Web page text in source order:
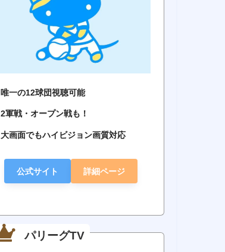
唯一の12球団視聴可能
2軍戦・オープン戦も！
大画面でもハイビジョン画質対応
公式サイト 詳細ページ
パリーグTV